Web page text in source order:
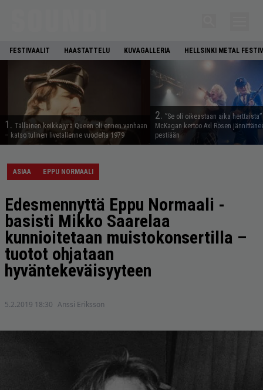
FESTIVAALIT HAASTATTELU KUVAGALLERIA HELLSINKI METAL
1. Tällainen keikkajyrä Queen oli ennen vanhaan
– katso tulinen livetallenne vuodelta 1979
2. ”Se oli oikeastaan aika
McKagan kertoo Axl Rosen
pestiään
ASIAA EPPU NORMAALI
Edesmennyttä Eppu Normaali -
basisti Mikko Saarelaa
kunnioitetaan muistokonsertilla –
tuotot ohjataan
hyväntekeväisyyteen
5.2.2019 18:30 Anssi Eriksson